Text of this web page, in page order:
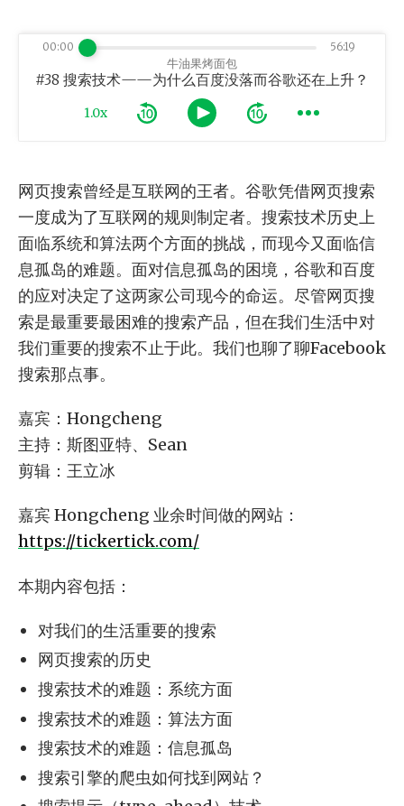
牛油果烤面包
#38 搜索技术——为什么百度没落而谷歌还在上升？
1.0x
00:00 56:19
网页搜索曾经是互联网的王者。谷歌凭借网页搜索
一度成为了互联网的规则制定者。搜索技术历史上
面临系统和算法两个方面的挑战，而现今又面临信
息孤岛的难题。面对信息孤岛的困境，谷歌和百度
的应对决定了这两家公司现今的命运。尽管网页搜
索是最重要最困难的搜索产品，但在我们生活中对
我们重要的搜索不止于此。我们也聊了聊Facebook
搜索那点事。
嘉宾：Hongcheng
主持：斯图亚特、Sean
剪辑：王立冰
嘉宾 Hongcheng 业余时间做的网站：
https://tickertick.com/
本期内容包括：
对我们的生活重要的搜索
网页搜索的历史
搜索技术的难题：系统方面
搜索技术的难题：算法方面
搜索技术的难题：信息孤岛
搜索引擎的爬虫如何找到网站？